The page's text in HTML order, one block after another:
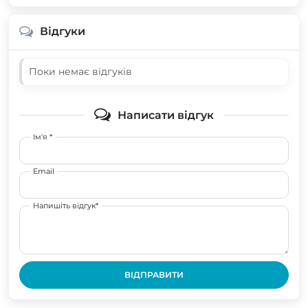
Відгуки
Поки немає відгуків
Написати відгук
Ім'я *
Email
Напишіть відгук*
ВІДПРАВИТИ